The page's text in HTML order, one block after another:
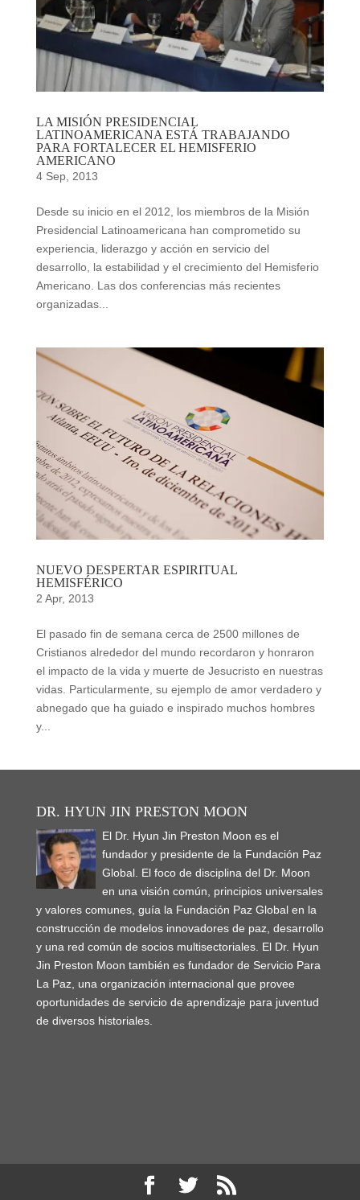
LA MISIÓN PRESIDENCIAL
LATINOAMERICANA ESTÁ TRABAJANDO
PARA FORTALECER EL HEMISFERIO
AMERICANO
4 Sep, 2013
Desde su inicio en el 2012, los miembros de la Misión
Presidencial Latinoamericana han comprometido su
experiencia, liderazgo y acción en servicio del
desarrollo, la estabilidad y el crecimiento del Hemisferio
Americano. Las dos conferencias más recientes
organizadas...
NUEVO DESPERTAR ESPIRITUAL
HEMISFÉRICO
2 Apr, 2013
El pasado fin de semana cerca de 2500 millones de
Cristianos alrededor del mundo recordaron y honraron
el impacto de la vida y muerte de Jesucristo en nuestras
vidas. Particularmente, su ejemplo de amor verdadero y
abnegado que ha guiado e inspirado muchos hombres
y...
DR. HYUN JIN PRESTON MOON
El Dr. Hyun Jin Preston Moon es el
fundador y presidente de la Fundación Paz
Global. El foco de disciplina del Dr. Moon
en una visión común, principios universales
y valores comunes, guía la Fundación Paz Global en la
construcción de modelos innovadores de paz, desarrollo
y una red común de socios multisectoriales. El Dr. Hyun
Jin Preston Moon también es fundador de Servicio Para
La Paz, una organización internacional que provee
oportunidades de servicio de aprendizaje para juventud
de diversos historiales.